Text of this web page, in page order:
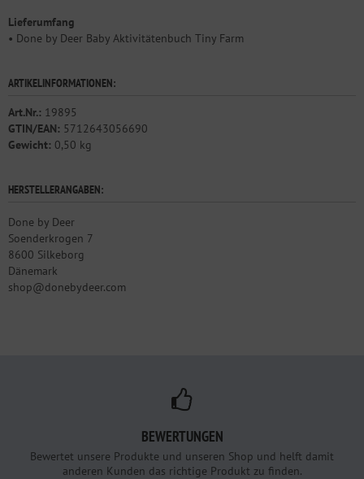
Lieferumfang
• Done by Deer Baby Aktivitätenbuch Tiny Farm
ARTIKELINFORMATIONEN:
Art.Nr.: 19895
GTIN/EAN: 5712643056690
Gewicht: 0,50 kg
HERSTELLERANGABEN:
Done by Deer
Soenderkrogen 7
8600 Silkeborg
Dänemark
shop@donebydeer.com
BEWERTUNGEN
Bewertet unsere Produkte und unseren Shop und helft damit
anderen Kunden das richtige Produkt zu finden.